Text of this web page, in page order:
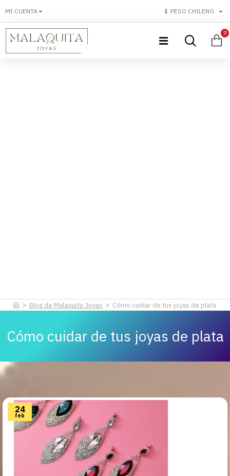
MI CUENTA $ PESO CHILENO
0
Blog de Malaquita Joyas Cómo cuidar de tus joyas de plata
Cómo cuidar de tus joyas de plata
24
feb